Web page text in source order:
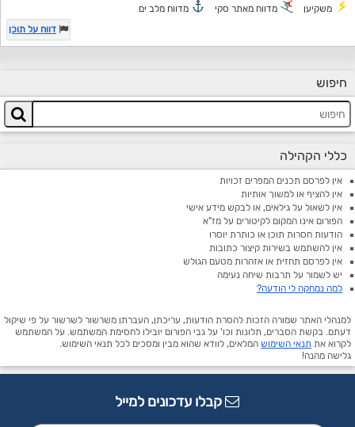
משקיען מדווח מאתר סקי
מדווח מלב ים
דווח על תוכן
חיפוש
כללי הקהילה
אין לפרסם תכנים המפרים זכויות
אין להציף או למשוך אותיות
אין לשאול על גילאים, או לבקש מידע אישי
הפורום אינו המקום לקיטורים על מז"א
הודעות חסרות תוכן או כותרת יוסרו
אין להשתמש בשירות קיצור כתובות
אין לפרסם תחזית או אזהרות מטעם הגולש
יש לשמור על תרבות שיחה נעימה
למה נמחקה לי הודעה?
למנהלי האתר שמורה הזכות להסרת הודעות, עריכתן, העברתן משרשור לשרשור על פי שיקול
דעתם. בקשת הסברים, תלונות וכו' על גבי הפורום יובילו לחסימת המשתמש. על המשתמש
לקרוא את תנאי השימוש המלאים, לוודא שהוא מבין ומסכים לכל תנאי השימוש.
גלישה מהנה!
קבלו עדכונים למייל